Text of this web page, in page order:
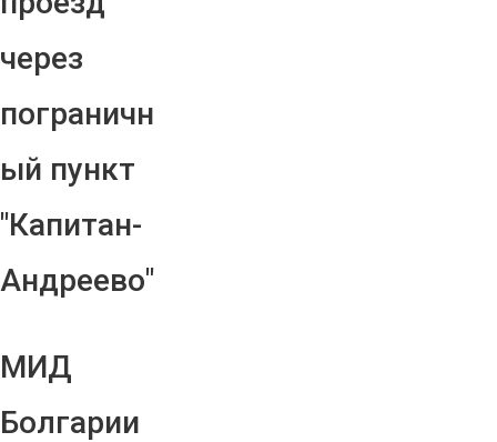
через
пограничн
ый пункт
"Капитан-
Андреево"
МИД
Болгарии